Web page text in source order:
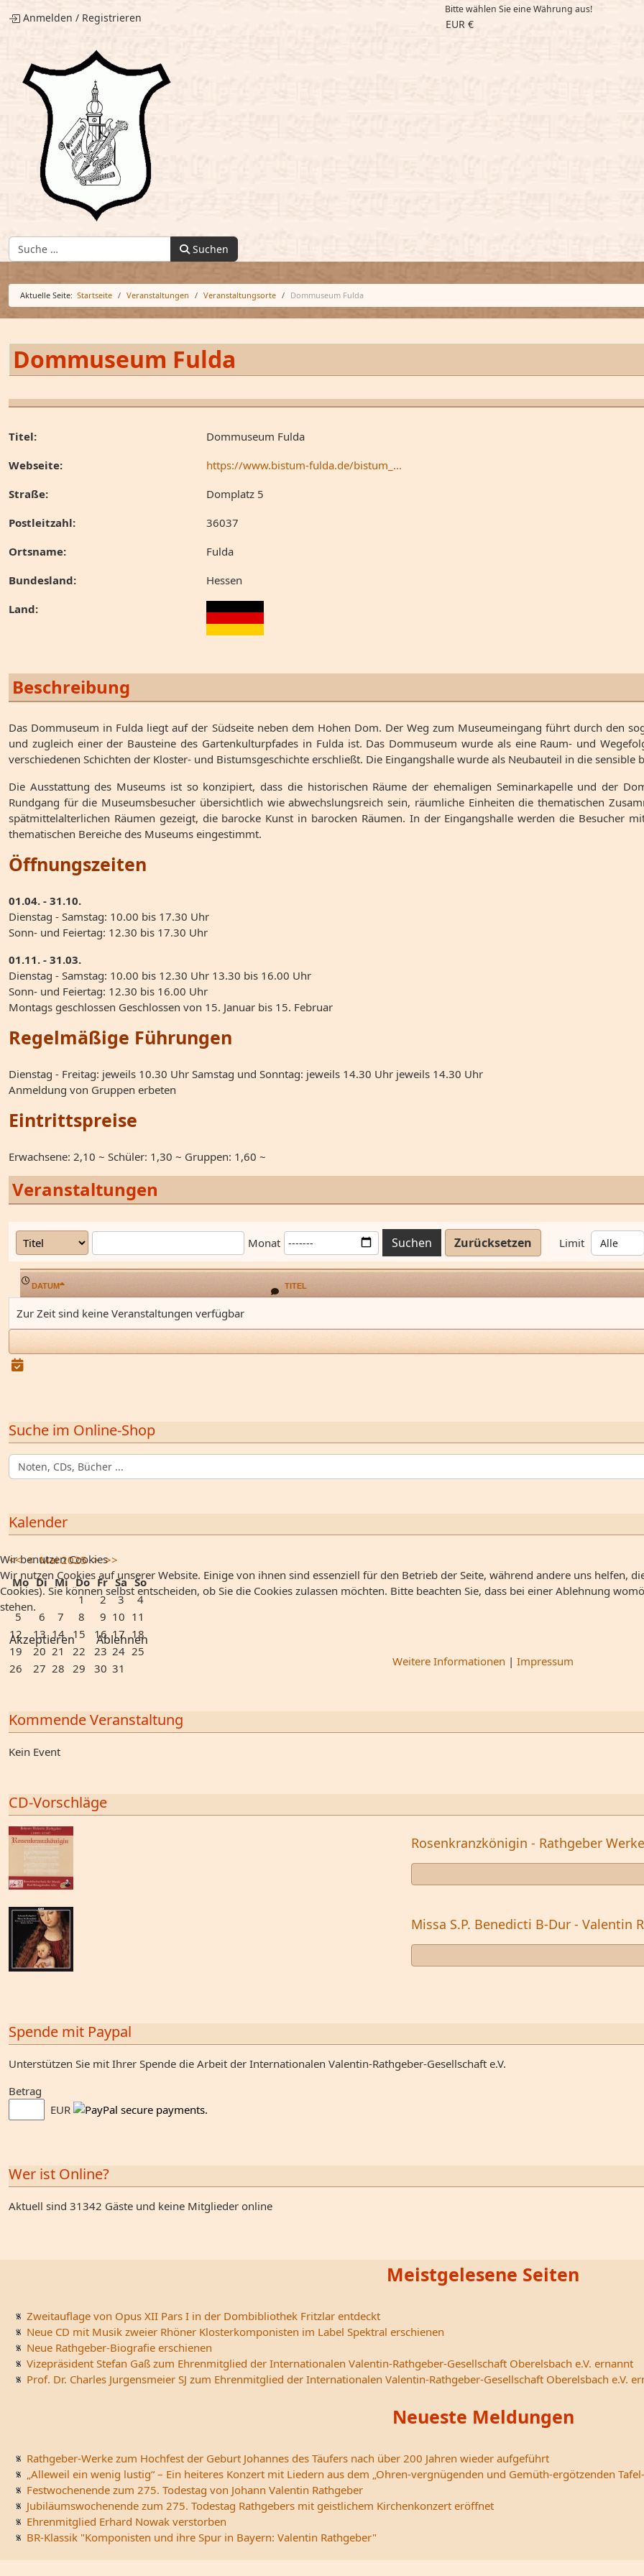
Anmelden / Registrieren
Bitte wählen Sie eine Währung aus!
EUR €
Finden: Suchen
Aktuelle Seite: Startseite Veranstaltungen Veranstaltungsorte Dommuseum Fulda
Dommuseum Fulda
Titel:
Dommuseum Fulda
Webseite:
https://www.bistum-fulda.de/bistum_...
Straße:
Domplatz 5
Postleitzahl:
36037
Ortsname:
Fulda
Bundesland:
Hessen
Land:
Beschreibung
Das Dommuseum in Fulda liegt auf der Südseite neben dem Hohen Dom. Der Weg zum Museumeingang führt durch den
und zugleich einer der Bausteine des Gartenkulturpfades in Fulda ist. Das Dommuseum wurde als eine Raum- und
verschiedenen Schichten der Kloster- und Bistumsgeschichte erschließt. Die Eingangshalle wurde als Neubauteil in die sensible
Die Ausstattung des Museums ist so konzipiert, dass die historischen Räume der ehemaligen Seminarkapelle und der
Rundgang für die Museumsbesucher übersichtlich wie abwechslungsreich sein, räumliche Einheiten die thematischen
spätmittelalterlichen Räumen gezeigt, die barocke Kunst in barocken Räumen. In der Eingangshalle werden die Besucher
thematischen Bereiche des Museums eingestimmt.
Öffnungszeiten
01.04. - 31.10.
Dienstag - Samstag: 10.00 bis 17.30 Uhr
Sonn- und Feiertag: 12.30 bis 17.30 Uhr
01.11. - 31.03.
Dienstag - Samstag: 10.00 bis 12.30 Uhr 13.30 bis 16.00 Uhr
Sonn- und Feiertag: 12.30 bis 16.00 Uhr
Montags geschlossen Geschlossen von 15. Januar bis 15. Februar
Regelmäßige Führungen
Dienstag - Freitag: jeweils 10.30 Uhr Samstag und Sonntag: jeweils 14.30 Uhr jeweils 14.30 Uhr
Anmeldung von Gruppen erbeten
Eintrittspreise
Erwachsene: 2,10 ~ Schüler: 1,30 ~ Gruppen: 1,60 ~
Veranstaltungen
Monat Suchen Zurücksetzen Limit
DATUM TITEL
Zur Zeit sind keine Veranstaltungen verfügbar
Suche im Online-Shop
Kalender
<< < Mai 2025 > >>
MoDiMiDoFrSaSo
1
2 3 4
5
6 7 8 9 10 11
12
13 14 15 16 17 18
19
20 21 22 23 24 25
26
27 28 29 30 31
Kommende Veranstaltung
Kein Event
CD-Vorschläge
Rosenkranzkönigin - Rathgeber Werke
Missa S.P. Benedicti B-Dur - Valentin
Spende mit Paypal
Unterstützen Sie mit Ihrer Spende die Arbeit der Internationalen Valentin-Rathgeber-Gesellschaft e.V.
Betrag
EUR
Wer ist Online?
Aktuell sind 31342 Gäste und keine Mitglieder online
Meistgelesene Seiten
Zweitauflage von Opus XII Pars I in der Dombibliothek Fritzlar entdeckt
Neue CD mit Musik zweier Rhöner Klosterkomponisten im Label Spektral erschienen
Neue Rathgeber-Biografie erschienen
Vizepräsident Stefan Gaß zum Ehrenmitglied der Internationalen Valentin-Rathgeber-Gesellschaft Oberelsbach e.V. ernannt
Prof. Dr. Charles Jurgensmeier SJ zum Ehrenmitglied der Internationalen Valentin-Rathgeber-Gesellschaft Oberelsbach e.V.
Neueste Meldungen
Rathgeber-Werke zum Hochfest der Geburt Johannes des Täufers nach über 200 Jahren wieder aufgeführt
„Alleweil ein wenig lustig“ – Ein heiteres Konzert mit Liedern aus dem „Ohren-vergnügenden und Gemüth-ergötzenden
Festwochenende zum 275. Todestag von Johann Valentin Rathgeber
Jubiläumswochenende zum 275. Todestag Rathgebers mit geistlichem Kirchenkonzert eröffnet
Ehrenmitglied Erhard Nowak verstorben
BR-Klassik "Komponisten und ihre Spur in Bayern: Valentin Rathgeber"
Wir benutzen Cookies
Wir nutzen Cookies auf unserer Website. Einige von ihnen sind essenziell für den Betrieb der Seite, während andere uns helfen,
Cookies). Sie können selbst entscheiden, ob Sie die Cookies zulassen möchten. Bitte beachten Sie, dass bei einer Ablehnung
stehen.
Akzeptieren Ablehnen
Weitere Informationen | Impressum